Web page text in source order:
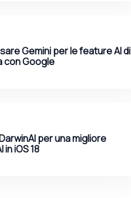
Gemini per le feature AI di
con Google
per una migliore
iOS 18